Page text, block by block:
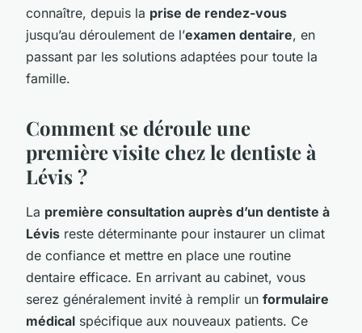
connaître, depuis la prise de rendez-vous
jusqu’au déroulement de l’examen dentaire, en
passant par les solutions adaptées pour toute la
famille.
Comment se déroule une
première visite chez le dentiste à
Lévis ?
La première consultation auprès d’un dentiste à
Lévis reste déterminante pour instaurer un climat
de confiance et mettre en place une routine
dentaire efficace. En arrivant au cabinet, vous
serez généralement invité à remplir un formulaire
médical spécifique aux nouveaux patients. Ce